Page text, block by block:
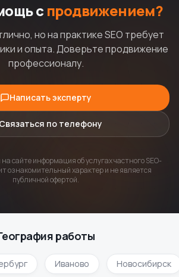
с продвижением?
но на практике SEO требует
и опыта. Доверьте продвижение
профессионалу.
Написать эксперту
Связаться по телефону
сайте информация об услугах частного SEO-
ознакомительный характер и не является
публичной офертой.
работы
Иваново Новосибирск